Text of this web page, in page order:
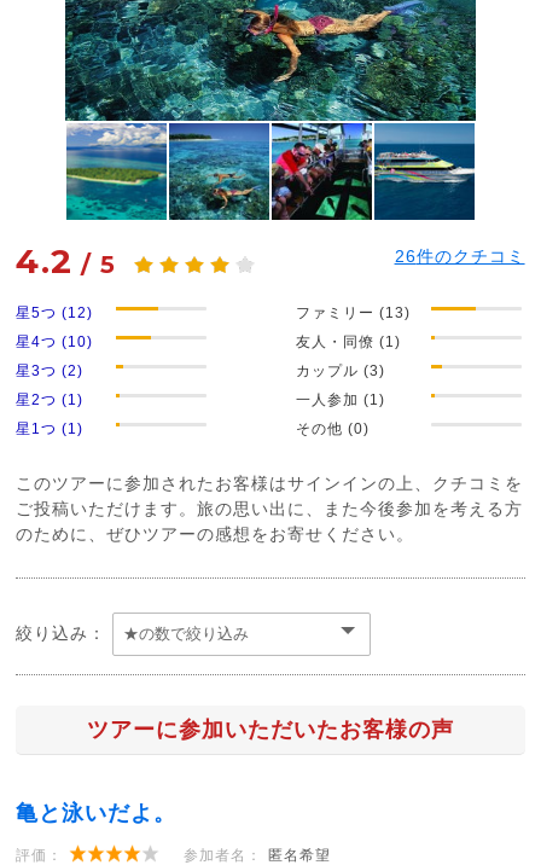
4.2 /5 26件のクチコミ
星5つ (12)
星4つ (10)
星3つ (2)
星2つ (1)
星1つ (1)
ファミリー (13)
友人・同僚 (1)
カップル (3)
一人参加 (1)
その他 (0)
このツアーに参加されたお客様はサインインの上、クチコミを
ご投稿いただけます。旅の思い出に、また今後参加を考える方
のために、ぜひツアーの感想をお寄せください。
絞り込み：
ツアーに参加いただいたお客様の声
亀と泳いだよ。
評価： 参加者名： 匿名希望